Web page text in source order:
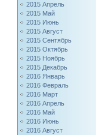
2015 Апрель
2015 Май
2015 Июнь
2015 Август
2015 Сентябрь
2015 Октябрь
2015 Ноябрь
2015 Декабрь
2016 Январь
2016 Февраль
2016 Март
2016 Апрель
2016 Май
2016 Июнь
2016 Август